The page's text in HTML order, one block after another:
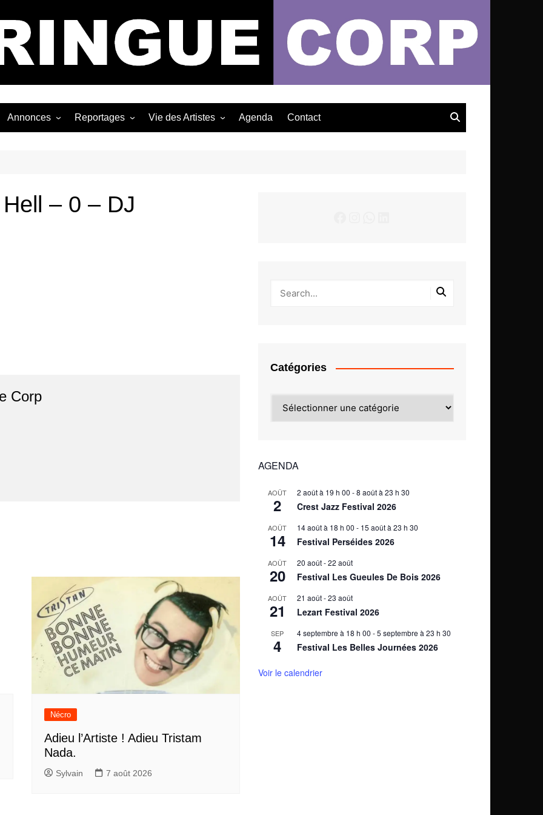
Bastringue Corp – Actualités Musicales
Annonces Reportages Vie des Artistes Agenda Contact
– 0 – DJ
Corp
Nécro
Adieu l’Artiste ! Adieu Tristam
Nada.
Sylvain 7 août 2026
Catégories
AGENDA
AOÛT
2
2 août à 19 h 00 -8 août à 23 h 30
Crest Jazz Festival 2026
AOÛT
14
14 août à 18 h 00 - 15 août à 23 h 30
Festival Perséides 2026
AOÛT
20
20 août-22 août
Festival Les Gueules De Bois 2026
AOÛT
21
21 août-23 août
Lezart Festival 2026
SEP
4
4 septembre à 18 h 00 -5 septembre à 23 h 30
Festival Les Belles Journées 2026
Voir le calendrier